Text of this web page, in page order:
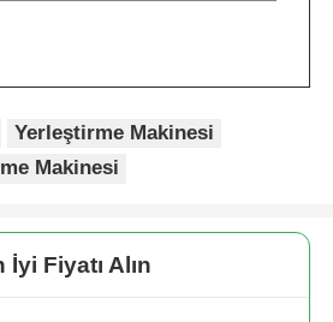
Yerleştirme Makinesi
Makinesi
İyi Fiyatı Alın